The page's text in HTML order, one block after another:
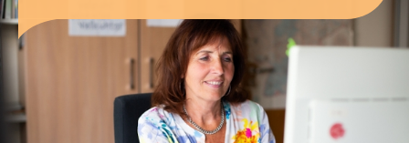
Sozialdienste & Zuweisende
Erweiterte Suche